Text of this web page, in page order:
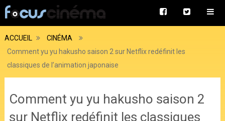
ACCUEIL
CINÉMA
Comment yu yu hakusho saison 2 sur Netflix redéfinit les
classiques de l’animation japonaise
Comment yu yu hakusho saison 2
sur Netflix redéfinit les classiques